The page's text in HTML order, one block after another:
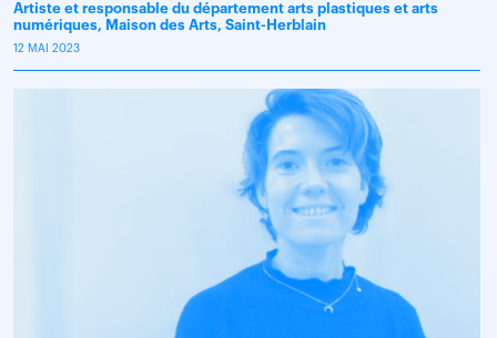
Artiste et responsable du département arts plastiques et arts
numériques, Maison des Arts, Saint-Herblain
12 MAI 2023